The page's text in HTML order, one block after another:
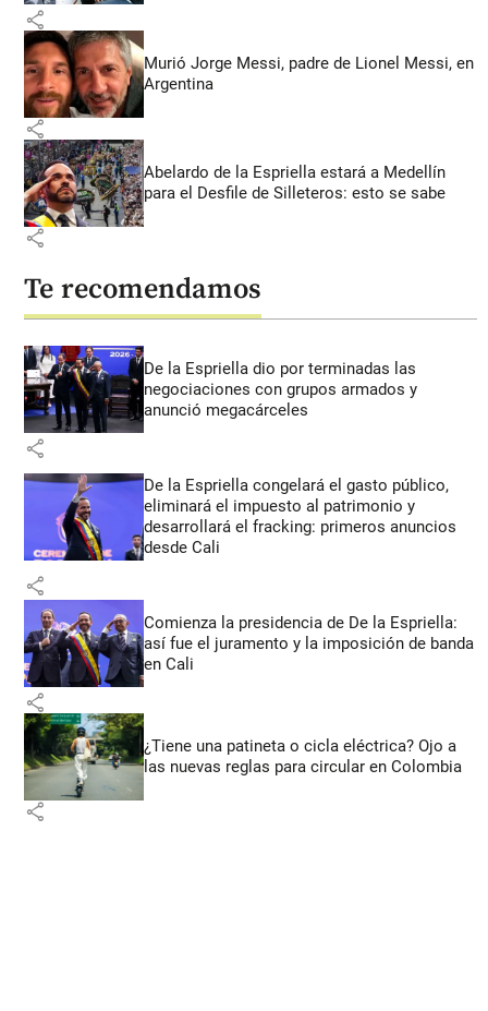
share
Murió Jorge Messi, padre de Lionel Messi, en
Argentina
share
Abelardo de la Espriella estará a Medellín
para el Desfile de Silleteros: esto se sabe
share
Te recomendamos
De la Espriella dio por terminadas las
negociaciones con grupos armados y
anunció megacárceles
share
De la Espriella congelará el gasto público,
eliminará el impuesto al patrimonio y
desarrollará el fracking: primeros anuncios
desde Cali
share
Comienza la presidencia de De la Espriella:
así fue el juramento y la imposición de banda
en Cali
share
¿Tiene una patineta o cicla eléctrica? Ojo a
las nuevas reglas para circular en Colombia
share